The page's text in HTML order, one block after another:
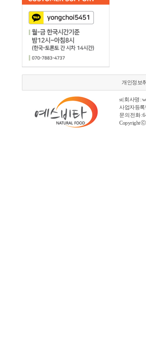
개인정보
st | 회사명 :
사업자등록
문의 전화 :
Copyright